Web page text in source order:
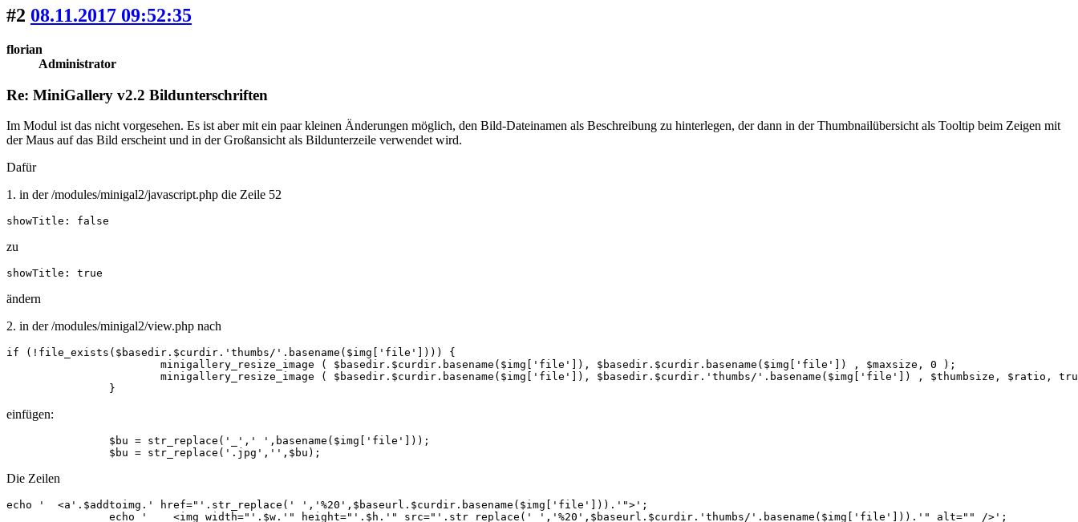
#2 08.11.2017 09:52:35
florian
Administrator
Re: MiniGallery v2.2 Bildunterschriften
Im Modul ist das nicht vorgesehen. Es ist aber mit ein paar kleinen Änderungen möglich, den Bild-Dateinamen als Beschreibung zu hinterlegen, der dann in der Thumbnailübersicht als Tooltip beim Zeigen mit
der Maus auf das Bild erscheint und in der Großansicht als Bildunterzeile verwendet wird.
Dafür
1. in der /modules/minigal2/javascript.php die Zeile 52
showTitle: false
zu
showTitle: true
ändern
2. in der /modules/minigal2/view.php nach
if (!file_exists($basedir.$curdir.'thumbs/'.basename($img['file']))) {
		}
einfügen:
		$bu = str_replace('.jpg','',$bu);
Die Zeilen
echo '  <a'.$addtoimg.' href="'.str_replace(' ','%20',$baseurl.$curdir.basename($img['file'])).'">';